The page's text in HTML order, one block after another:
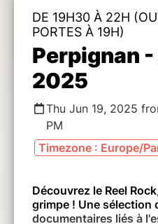
DE 19H30 À 22H
PORTES À 19H)
Perpignan -
2025
Thu Jun 19, 2025
PM
Timezone : Europe/
Découvrez le Reel
grimpe ! Une sélection
documentaires liés à